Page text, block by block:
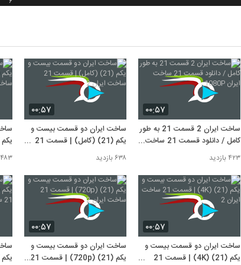
8
۰۰:۵۷
ساخت ایران 2 قسمت 21 به طور
کامل / دانلود قسمت 21 ساخت
ایران 1080P
۴۲۳ بازدید
۰۰:۵۷
ساخت ایران دو قسمت بیست و
یکم (21) (کامل) | قسمت 21
ساخت ایران 2
۶۳۸ بازدید ۴۸۳ بازدید
۰۰:۵۷
ساخت ایران دو قسمت بیست و
یکم (21) (4K) | قسمت 21
۰۰:۵۷
ساخت ایران دو قسمت بیست و
یکم (21) (720p) | قسمت 21